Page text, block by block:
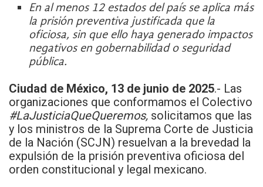
En al menos 12 estados del país se aplica más
la prisión preventiva justificada que la
oficiosa, sin que ello haya generado impactos
negativos en gobernabilidad o seguridad
pública.
Ciudad de México, 13 de junio de 2025.- Las
organizaciones que conformamos el Colectivo
#LaJusticiaQueQueremos, solicitamos que las
y los ministros de la Suprema Corte de Justicia
de la Nación (SCJN) resuelvan a la brevedad la
expulsión de la prisión preventiva oficiosa del
orden constitucional y legal mexicano.